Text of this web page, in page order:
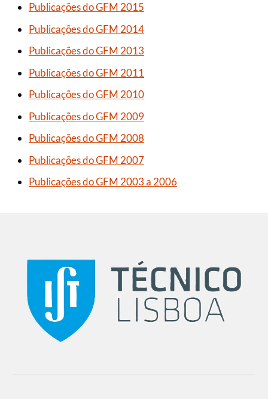
Publicações do GFM 2015
Publicações do GFM 2014
Publicações do GFM 2013
Publicações do GFM 2011
Publicações do GFM 2010
Publicações do GFM 2009
Publicações do GFM 2008
Publicações do GFM 2007
Publicações do GFM 2003 a 2006